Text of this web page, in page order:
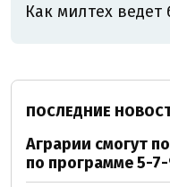
Как милтех
ПОСЛЕДНИЕ
Аграрии смогут
по программе 5-